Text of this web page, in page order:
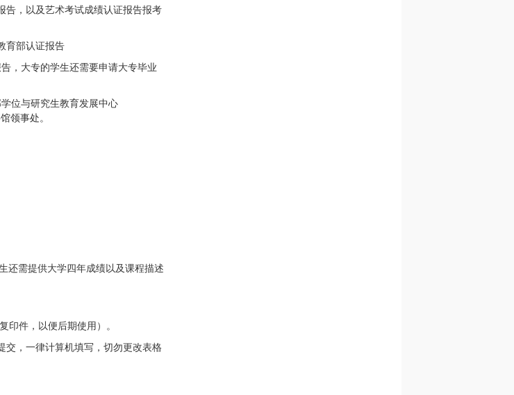
告，以及艺术考试成绩认证报告报考
育部认证报告
，大专的学生还需要申请大专毕业
位与研究生教育发展中心
领事处。
还需提供大学四年成绩以及课程描述
印件，以便后期使用）。
交，一律计算机填写，切勿更改表格